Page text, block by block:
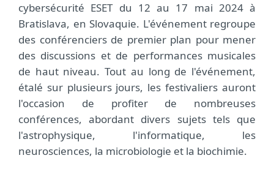
cybersécurité ESET du 12 au 17 mai 2024 à
Bratislava, en Slovaquie. L'événement regroupe
des conférenciers de premier plan pour mener
des discussions et de performances musicales
de haut niveau. Tout au long de l'événement,
étalé sur plusieurs jours, les festivaliers auront
l'occasion de profiter de nombreuses
conférences, abordant divers sujets tels que
l'astrophysique, l'informatique, les
neurosciences, la microbiologie et la biochimie.